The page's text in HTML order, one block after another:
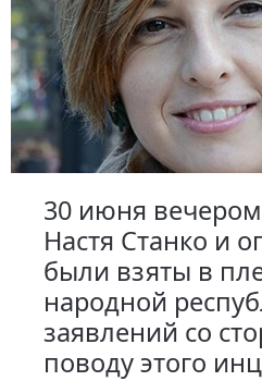
30 июня
Настя Станко и
были взяты в
народной
заявлений со
поводу этого